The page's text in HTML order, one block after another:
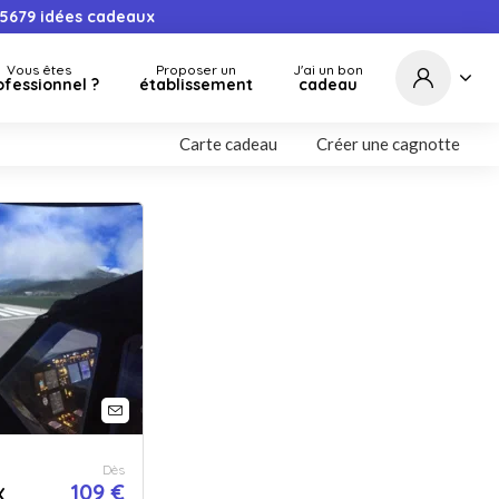
5679 idées cadeaux
Vous êtes
?
Proposer un
établissement
J'ai un bon
cadeau
Carte cadeau Créer une cagnotte
Dès
109 €